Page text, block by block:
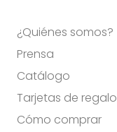
¿Quiénes somos?
Prensa
Catálogo
Tarjetas de regalo
Cómo comprar